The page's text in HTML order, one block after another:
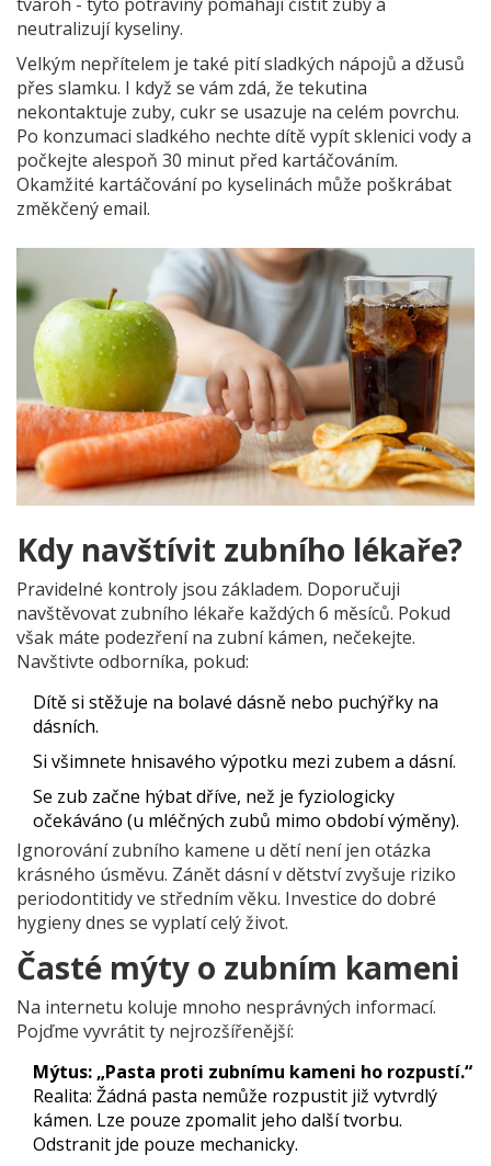
neutralizují kyseliny.
Velkým nepřítelem je také pití sladkých nápojů a džusů
přes slamku. I když se vám zdá, že tekutina
nekontaktuje zuby, cukr se usazuje na celém povrchu.
Po konzumaci sladkého nechte dítě vypít sklenici vody a
počkejte alespoň 30 minut před kartáčováním.
Okamžité kartáčování po kyselinách může poškrábat
změkčený email.
Kdy navštívit zubního lékaře?
Pravidelné kontroly jsou základem. Doporučuji
navštěvovat zubního lékaře každých 6 měsíců. Pokud
však máte podezření na zubní kámen, nečekejte.
Navštivte odborníka, pokud:
Dítě si stěžuje na bolavé dásně nebo puchýřky na
dásních.
Si všimnete hnisavého výpotku mezi zubem a dásní.
Se zub začne hýbat dříve, než je fyziologicky
očekáváno (u mléčných zubů mimo období výměny).
Ignorování zubního kamene u dětí není jen otázka
krásného úsměvu. Zánět dásní v dětství zvyšuje riziko
periodontitidy ve středním věku. Investice do dobré
hygieny dnes se vyplatí celý život.
Časté mýty o zubním kameni
Na internetu koluje mnoho nesprávných informací.
Pojďme vyvrátit ty nejrozšířenější:
Mýtus: „Pasta proti zubnímu kameni ho rozpustí.“
Realita: Žádná pasta nemůže rozpustit již vytvrdlý
kámen. Lze pouze zpomalit jeho další tvorbu.
Odstranit jde pouze mechanicky.